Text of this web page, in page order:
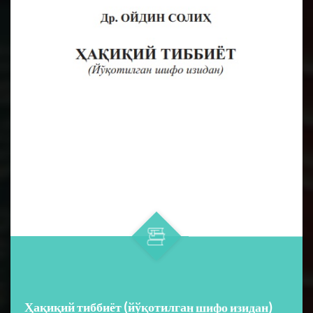
Ҳақиқий тиббиёт (йўқотилган шифо изидан)